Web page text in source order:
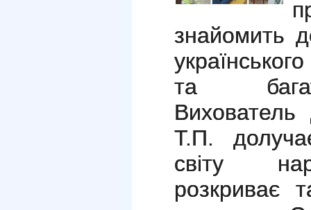
знайомить
та
Т.П.
світу
розкриває